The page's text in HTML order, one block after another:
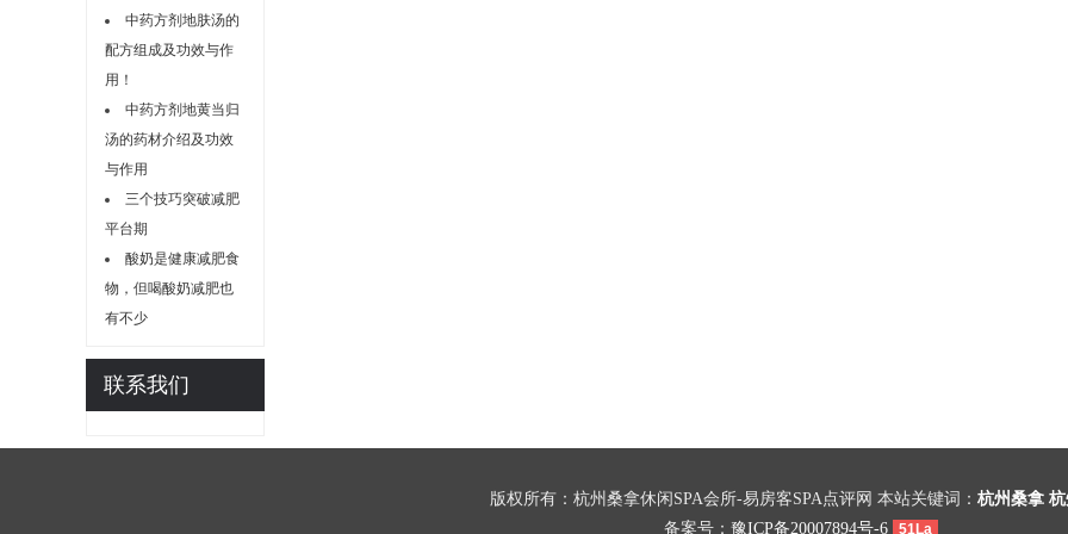
中药方剂地肤汤的
配方组成及功效与作
用！
中药方剂地黄当归
汤的药材介绍及功效
与作用
三个技巧突破减肥
平台期
酸奶是健康减肥食
物，但喝酸奶减肥也
有不少
联系我们
版权所有：杭州桑拿休闲SPA会所-易房客SPA点评网 本站关键词： 杭州桑拿 杭
备案号： 豫ICP备20007894号-6 51La